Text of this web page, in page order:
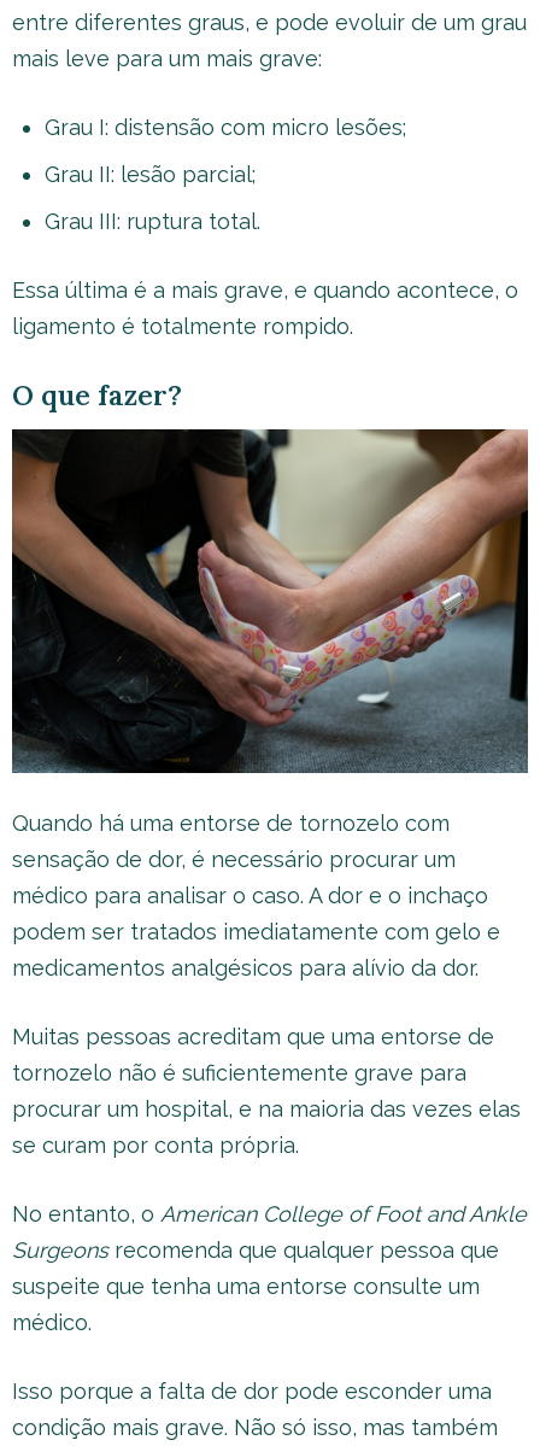
entre diferentes graus, e pode evoluir de um grau
mais leve para um mais grave:
Grau I: distensão com micro lesões;
Grau II: lesão parcial;
Grau III: ruptura total.
Essa última é a mais grave, e quando acontece, o
ligamento é totalmente rompido.
O que fazer?
Quando há uma entorse de tornozelo com
sensação de dor, é necessário procurar um
médico para analisar o caso. A dor e o inchaço
podem ser tratados imediatamente com gelo e
medicamentos analgésicos para alívio da dor.
Muitas pessoas acreditam que uma entorse de
tornozelo não é suficientemente grave para
procurar um hospital, e na maioria das vezes elas
se curam por conta própria.
No entanto, o American College of Foot and Ankle
Surgeonsrecomenda que qualquer pessoa que
suspeite que tenha uma entorse consulte um
médico.
Isso porque a falta de dor pode esconder uma
condição mais grave. Não só isso, mas também